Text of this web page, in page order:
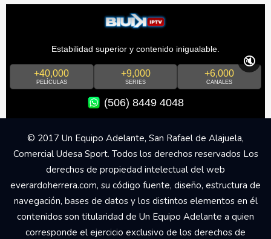
Estabilidad superior y contenido inigualable.
+40,000
PELÍCULAS
+9,000
SERIES
+6,000
CANALES
(506) 8449 4048
🔇
© 2017 Un Equipo Adelante, San Rafael de Alajuela,
Comercial Udesa Sport. Todos los derechos reservados Los
derechos de propiedad intelectual del web
everardoherrera.com, su código fuente, diseño, estructura de
navegación, bases de datos y los distintos elementos en él
contenidos son titularidad de Un Equipo Adelante a quien
corresponde el ejercicio exclusivo de los derechos de